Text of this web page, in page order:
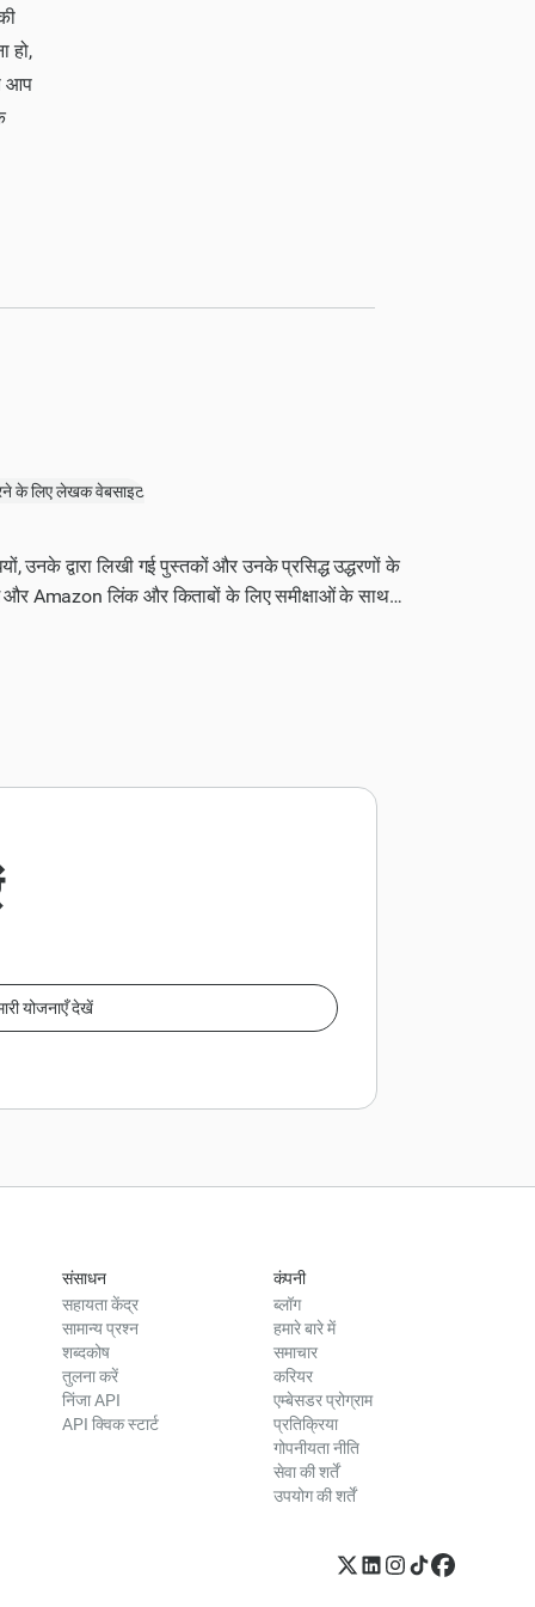
हो,
आप
उनके द्वारा लिखी गई पुस्तकों और उनके प्रसिद्ध उद्धरणों के
और Amazon लिंक और किताबों के लिए समीक्षाओं के साथ
योजनाएँ देखें
संसाधन
सहायता केंद्र
सामान्य प्रश्न
शब्दकोष
तुलना करें
निंजा API
API क्विक स्टार्ट
कंपनी
ब्लॉग
हमारे बारे में
समाचार
करियर
एम्बेसडर प्रोग्राम
प्रतिक्रिया
गोपनीयता नीति
सेवा की शर्तें
उपयोग की शर्तें